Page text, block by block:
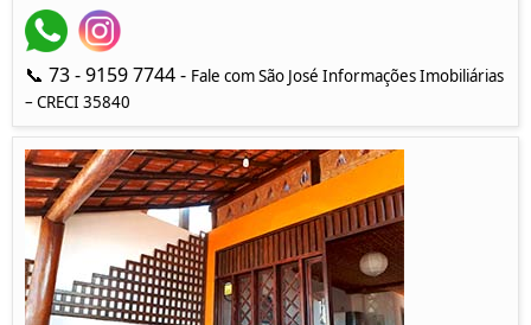
📞 73 - 9159 7744 - Fale com São José Informações Imobiliárias
– CRECI 35840